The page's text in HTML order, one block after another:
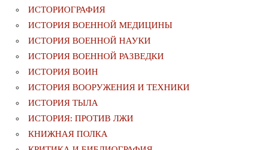
ИСТОРИОГРАФИЯ
ИСТОРИЯ ВОЕННОЙ МЕДИЦИНЫ
ИСТОРИЯ ВОЕННОЙ НАУКИ
ИСТОРИЯ ВОЕННОЙ РАЗВЕДКИ
ИСТОРИЯ ВОИН
ИСТОРИЯ ВООРУЖЕНИЯ И ТЕХНИКИ
ИСТОРИЯ ТЫЛА
ИСТОРИЯ: ПРОТИВ ЛЖИ
КНИЖНАЯ ПОЛКА